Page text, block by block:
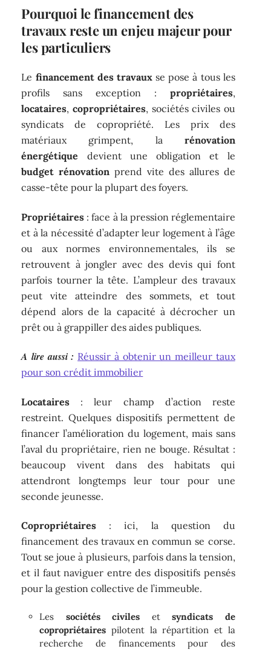
Pourquoi le financement des
travaux reste un enjeu majeur pour
les particuliers
Le financement des travauxse pose à tous les
profils sans exception : propriétaires,
locataires, copropriétaires, sociétés civiles ou
syndicats de copropriété. Les prix des
matériaux grimpent, la rénovation
énergétique devient une obligation et le
budget rénovation prend vite des allures de
casse-tête pour la plupart des foyers.
Propriétaires : face à la pression réglementaire
et à la nécessité d’adapter leur logement à l’âge
ou aux normes environnementales, ils se
retrouvent à jongler avec des devis qui font
parfois tourner la tête. L’ampleur des travaux
peut vite atteindre des sommets, et tout
dépend alors de la capacité à décrocher un
prêt ou à grappiller des aides publiques.
A lire aussi : Réussir à obtenir un meilleur taux
pour son crédit immobilier
Locataires : leur champ d’action reste
restreint. Quelques dispositifs permettent de
financer l’amélioration du logement, mais sans
l’aval du propriétaire, rien ne bouge. Résultat :
beaucoup vivent dans des habitats qui
attendront longtemps leur tour pour une
seconde jeunesse.
Copropriétaires : ici, la question du
financement des travaux en commun se corse.
Tout se joue à plusieurs, parfois dans la tension,
et il faut naviguer entre des dispositifs pensés
pour la gestion collective de l’immeuble.
Les sociétés civiles etsyndicats de
copropriétaires pilotent la répartition et la
recherche de financements pour des